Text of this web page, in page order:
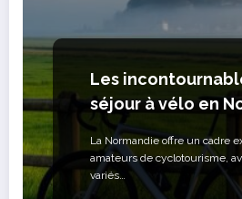
Les
séjour à vélo en
La Normandie offre un cadre
amateurs de cyclotourisme,
variés…